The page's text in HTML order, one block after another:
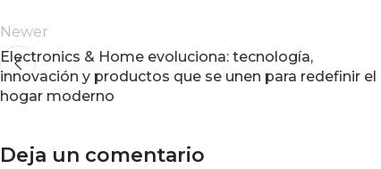
Newer
Electronics & Home evoluciona: tecnología,
innovación y productos que se unen para redefinir el
hogar moderno
Deja un comentario